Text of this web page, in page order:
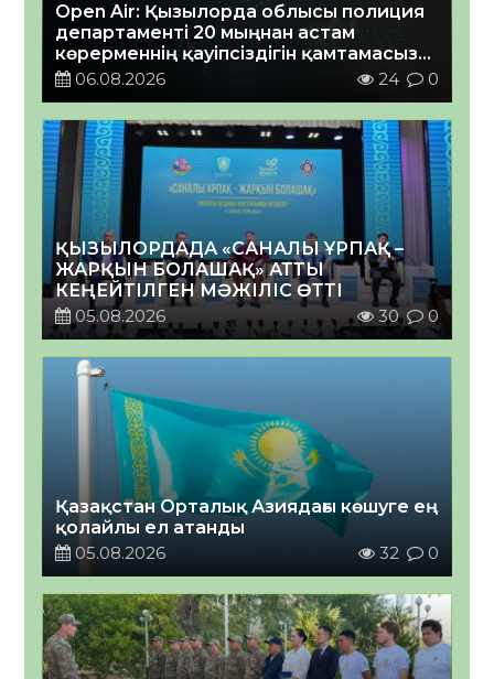
Open Air: Қызылорда облысы полиция
департаменті 20 мыңнан астам
көрерменнің қауіпсіздігін қамтамасыз
етті06.08.2026 24 0
ҚЫЗЫЛОРДАДА «САНАЛЫ ҰРПАҚ –
ЖАРҚЫН БОЛАШАҚ» АТТЫ
КЕҢЕЙТІЛГЕН МӘЖІЛІС ӨТТІ
05.08.2026
30 0
Қазақстан Орталық Азиядағы көшуге ең
қолайлы ел атанды
05.08.2026
32 0